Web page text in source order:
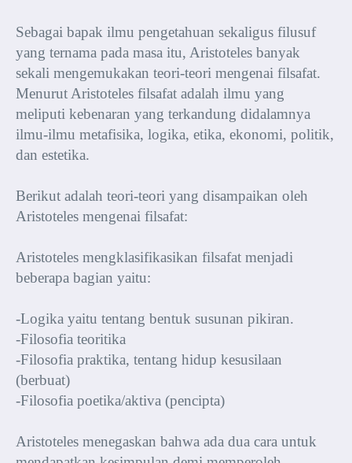
Sebagai bapak ilmu pengetahuan sekaligus filusuf
yang ternama pada masa itu, Aristoteles banyak
sekali mengemukakan teori-teori mengenai filsafat.
Menurut Aristoteles filsafat adalah ilmu yang
meliputi kebenaran yang terkandung didalamnya
ilmu-ilmu metafisika, logika, etika, ekonomi, politik,
dan estetika.
Berikut adalah teori-teori yang disampaikan oleh
Aristoteles mengenai filsafat:
Aristoteles mengklasifikasikan filsafat menjadi
beberapa bagian yaitu:
-Logika yaitu tentang bentuk susunan pikiran.
-Filosofia teoritika
-Filosofia praktika, tentang hidup kesusilaan
(berbuat)
-Filosofia poetika/aktiva (pencipta)
Aristoteles menegaskan bahwa ada dua cara untuk